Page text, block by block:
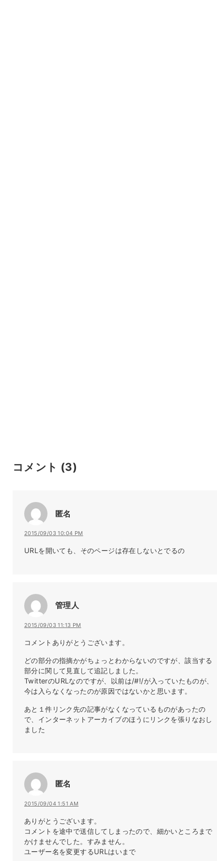
コメント (3)
匿名
2015/09/03 10:04 PM
URLを開いても、そのページは存在しないとでるの
管理人
2015/09/03 11:13 PM
コメントありがとうございます。
どの部分の指摘かがちょっとわからないのですが、該当する
部分に関して見直して追記しました。
TwitterのURLなのですが、以前は/#!/が入っていたものが、
今は入らなくなったのが原因ではないかと思います。
あと１件リンク先の記事がなくなっているものがあったの
で、インターネットアーカイブのほうにリンクを張りなおし
ました
匿名
2015/09/04 1:51 AM
ありがとうございます。
コメントを途中で送信してしまったので、細かいところまで
かけませんでした。すみません。
ユーザー名を変更するURLはいまで